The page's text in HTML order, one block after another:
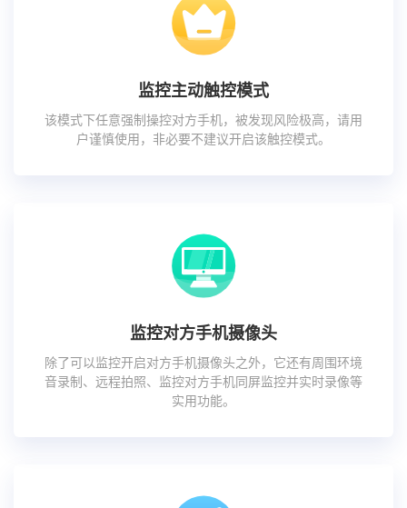
监控主动触控模式
该模式下任意强制操控对方手机，被发现风险极高，请用
户谨慎使用，非必要不建议开启该触控模式。
监控对方手机摄像头
除了可以监控开启对方手机摄像头之外，它还有周围环境
音录制、远程拍照、监控对方手机同屏监控并实时录像等
实用功能。